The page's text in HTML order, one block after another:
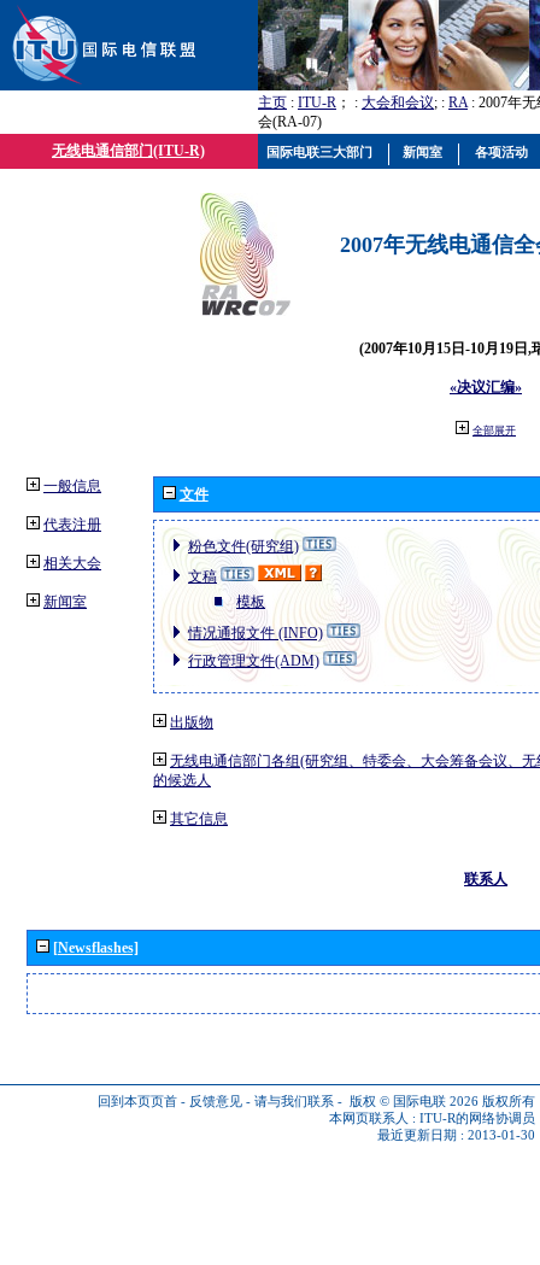
主页 : ITU-R ； : 大会和会议; : RA: 2007年
会(RA-07)
无线电通信部门(ITU-R)
2007年无线电通信
(2007年10月15日-10月19日,
«决议汇编»
全部展开
一般信息
代表注册
相关大会
新闻室
文件
粉色文件(研究组)
文稿
模板
情况通报文件 (INFO)
行政管理文件(ADM)
出版物
无线电通信部门各组(研究组、特委会、大会筹备会议、
的候选人
其它信息
联系人
[Newsflashes]
回到本页页首 - 反馈意见 - 请与我们联系 - 版权 © 国际电联 2026 版权所有
本网页联系人 : ITU-R的网络协调员
最近更新日期 : 2013-01-30
国际电联三大部门 新闻室 各项活动